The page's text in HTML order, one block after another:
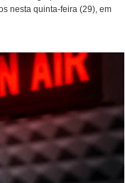
nesta quinta-feira (29), em